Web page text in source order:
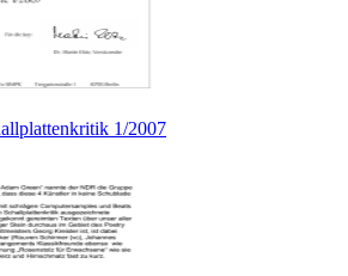
1/2007